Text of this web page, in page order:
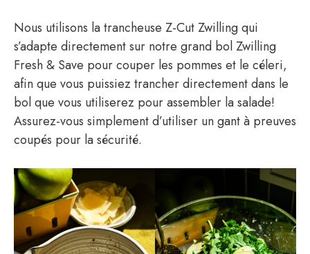
Nous utilisons la trancheuse Z-Cut Zwilling qui
s’adapte directement sur notre grand bol Zwilling
Fresh & Save pour couper les pommes et le céleri,
afin que vous puissiez trancher directement dans le
bol que vous utiliserez pour assembler la salade!
Assurez-vous simplement d’utiliser un gant à preuves
coupés pour la sécurité.